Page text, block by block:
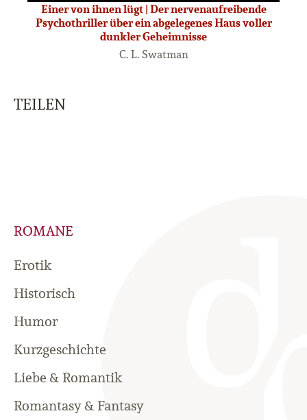
Einer von ihnen lügt | Der nervenaufreibende
Psychothriller über ein abgelegenes Haus voller
dunkler Geheimnisse
C. L. Swatman
TEILEN
ROMANE
Erotik
Historisch
Humor
Kurzgeschichte
Liebe & Romantik
Romantasy & Fantasy